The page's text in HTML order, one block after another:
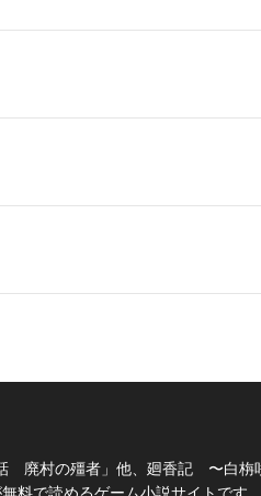
廃村の殭者」他、廻香記 〜白栴
料で読めるゲーム小説サイトです。